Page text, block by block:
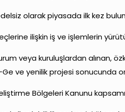
olarak piyasada ilk kez
ilişkin iş ve işlemlerin
veya kuruluşlardan alınan,
ve yenilik projesi sonucunda
Bölgeleri Kanunu